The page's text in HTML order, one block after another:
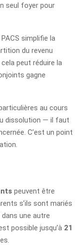
seul foyer pour
simplifie la
du revenu
peut réduire la
gagne
au cours
dissolution — il faut
C’est un point
peuvent être
s’ils sont mariés
une autre
possible jusqu’à 21